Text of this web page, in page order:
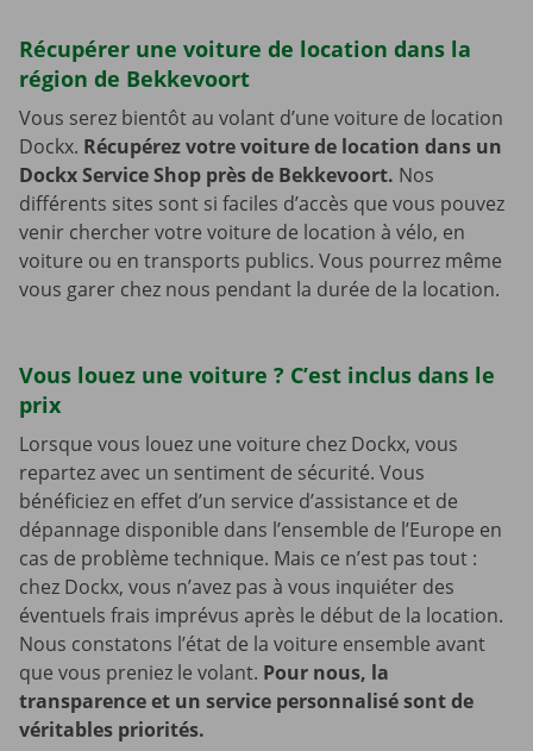
Récupérer une voiture de location dans la
région de Bekkevoort
Vous serez bientôt au volant d’une voiture de location
Dockx. Récupérez votre voiture de location dans un
Dockx Service Shop près de Bekkevoort. Nos
différents sites sont si faciles d’accès que vous pouvez
venir chercher votre voiture de location à vélo, en
voiture ou en transports publics. Vous pourrez même
vous garer chez nous pendant la durée de la location.
Vous louez une voiture ? C’est inclus dans le
prix
Lorsque vous louez une voiture chez Dockx, vous
repartez avec un sentiment de sécurité. Vous
bénéficiez en effet d’un service d’assistance et de
dépannage disponible dans l’ensemble de l’Europe en
cas de problème technique. Mais ce n’est pas tout :
chez Dockx, vous n’avez pas à vous inquiéter des
éventuels frais imprévus après le début de la location.
Nous constatons l’état de la voiture ensemble avant
que vous preniez le volant. Pour nous, la
transparence et un service personnalisé sont de
véritables priorités.